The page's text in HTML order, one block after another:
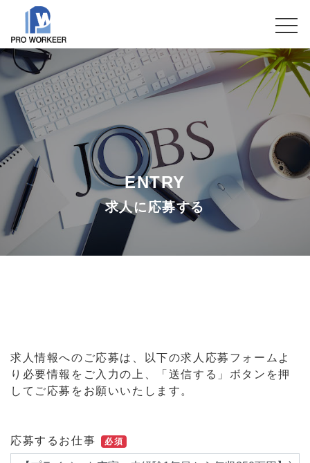
ENTRY
求人に応募する
求人情報へのご応募は、以下の求人応募フォームよ
り必要情報をご入力の上、「送信する」ボタンを押
してご応募をお願いいたします。
応募するお仕事 必須